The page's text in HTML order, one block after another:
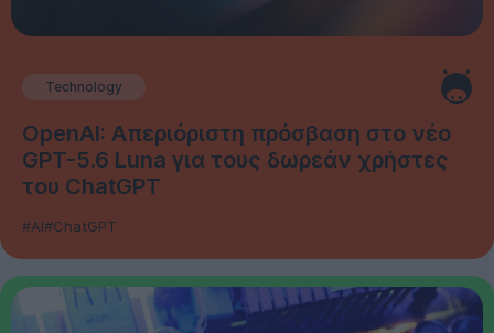
Technology
OpenAI: Απεριόριστη πρόσβαση στο νέο
GPT-5.6 Luna για τους δωρεάν χρήστες
του ChatGPT
#AI#ChatGPT